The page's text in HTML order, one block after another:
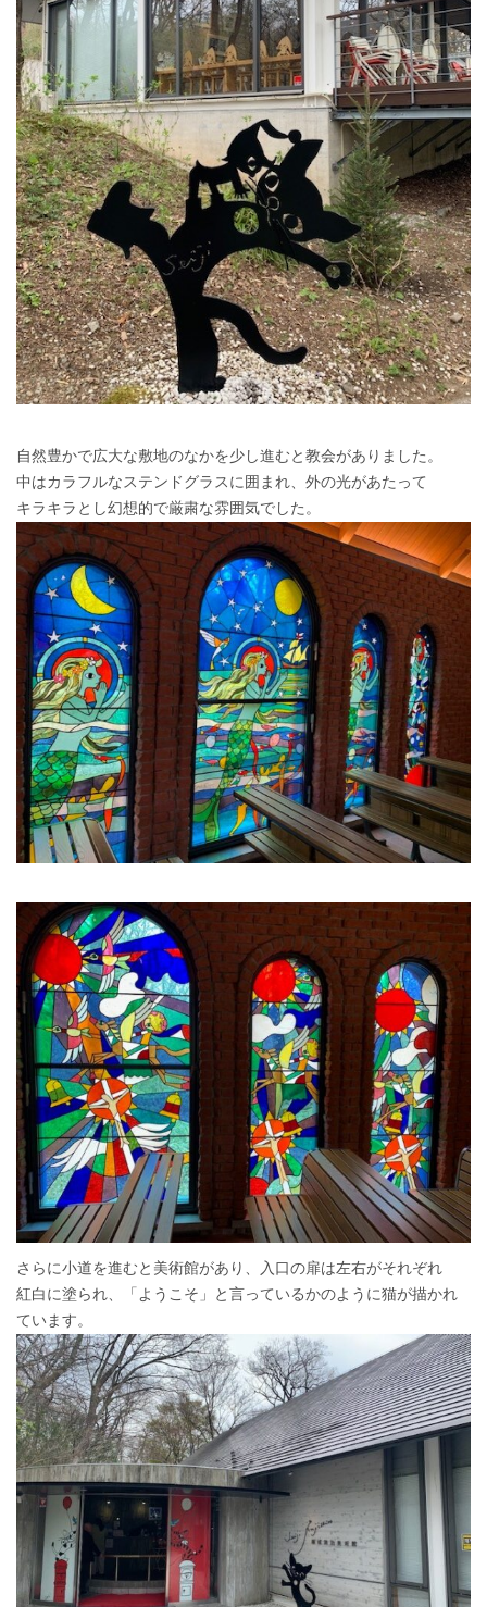
自然豊かで広大な敷地のなかを少し進むと教会がありました。
中はカラフルなステンドグラスに囲まれ、外の光があたって
キラキラとし幻想的で厳粛な雰囲気でした。
さらに小道を進むと美術館があり、入口の扉は左右がそれぞれ
紅白に塗られ、「ようこそ」と言っているかのように猫が描かれ
ています。